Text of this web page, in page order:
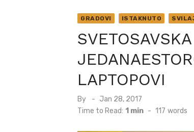
GRADOVI ISTAKNUTO
LAPTOPOVI
By
Posted
on
Jan 28, 2017
Time to Read: 1 min - 117 words